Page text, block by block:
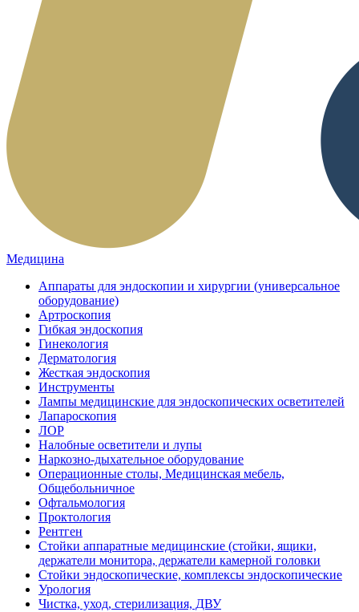
Медицина
Аппараты для эндоскопии и хирургии (универсальное
оборудование)
Артроскопия
Гибкая эндоскопия
Гинекология
Дерматология
Жесткая эндоскопия
Инструменты
Лампы медицинские для эндоскопических осветителей
Лапароскопия
ЛОР
Налобные осветители и лупы
Наркозно-дыхательное оборудование
Операционные столы, Медицинская мебель,
Общебольничное
Офтальмология
Проктология
Рентген
Стойки аппаратные медицинские (стойки, ящики,
держатели монитора, держатели камерной головки
Стойки эндоскопические, комплексы эндоскопические
Урология
Чистка, уход, стерилизация, ДВУ